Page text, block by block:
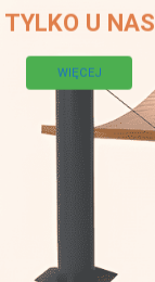
TYLKO U NAS
WIĘCEJ